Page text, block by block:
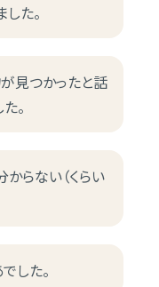
た。
見つかったと話
。
らない（くらい
した。